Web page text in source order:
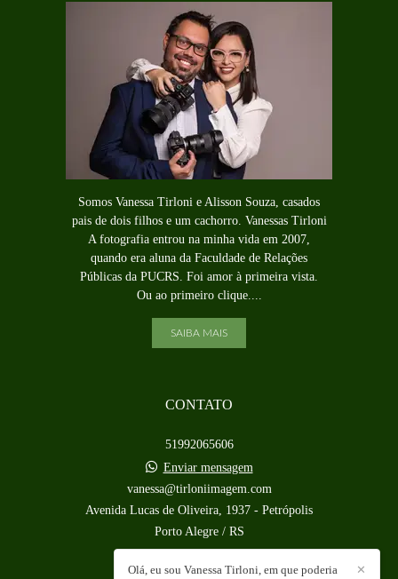
Somos Vanessa Tirloni e Alisson Souza, casados
pais de dois filhos e um cachorro. Vanessas Tirloni
A fotografia entrou na minha vida em 2007,
quando era aluna da Faculdade de Relações
Públicas da PUCRS. Foi amor à primeira vista.
Ou ao primeiro clique....
SAIBA MAIS
CONTATO
51992065606
Enviar mensagem
vanessa@tirloniimagem.com
Avenida Lucas de Oliveira, 1937 - Petrópolis
Porto Alegre / RS
✕
Olá, eu sou Vanessa Tirloni, em que poderia